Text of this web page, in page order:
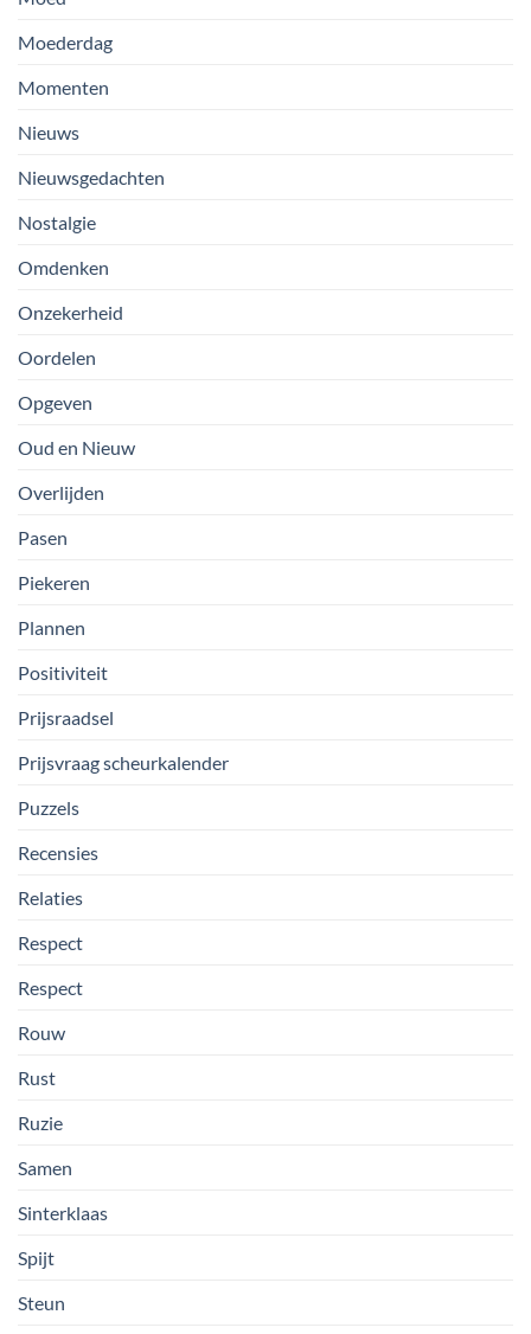
Moederdag
Momenten
Nieuws
Nieuwsgedachten
Nostalgie
Omdenken
Onzekerheid
Oordelen
Opgeven
Oud en Nieuw
Overlijden
Pasen
Piekeren
Plannen
Positiviteit
Prijsraadsel
Prijsvraag scheurkalender
Puzzels
Recensies
Relaties
Respect
Respect
Rouw
Rust
Ruzie
Samen
Sinterklaas
Spijt
Steun